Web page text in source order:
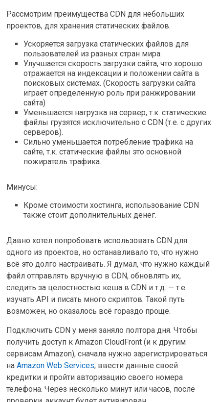
Рассмотрим преимущества CDN для небольших
проектов, для хранения статических файлов.
Ускоряется загрузка статических файлов для
пользователей из разных стран мира.
Улучшается скорость загрузки сайта, что хорошо
отражается на индексации и положении сайта в
поисковых системах. (Скорость загрузки сайта
играет определённую роль при ранжировании
сайта)
Уменьшается нагрузка на сервер, т.к. статические
файлы грузятся исключительно с CDN (т.е. с других
серверов).
Сильно уменьшается потребление трафика на
сайте, т.к. статические файлы это основной
пожиратель трафика.
Минусы:
Кроме стоимости хостинга, использование СDN
также стоит дополнительных денег.
Давно хотел попробовать использовать CDN для
одного из проектов, но останавливало то, что нужно
всё это долго настраивать. Я думал, что нужно каждый
файл отправлять вручную в CDN, обновлять их,
следить за целостностью кеша в CDN и т.д. — т.е.
изучать API и писать много скриптов. Такой путь
возможен, но оказалось всё гораздо проще.
Подключить CDN у меня заняло полтора дня. Чтобы
получить доступ к Amazon CloudFront (и к другим
сервисам Amazon), сначала нужно зарегистрироваться
наAmazon Web Services, ввести данные своей
кредитки и пройти авторизацию своего номера
телефона. Через несколько минут или часов, после